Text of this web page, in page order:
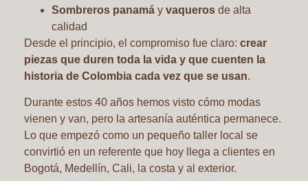
Sombreros panamá y vaqueros de alta
calidad
Desde el principio, el compromiso fue claro: crear
piezas que duren toda la vida y que cuenten la
historia de Colombia cada vez que se usan.
Durante estos 40 años hemos visto cómo modas
vienen y van, pero la artesanía auténtica permanece.
Lo que empezó como un pequeño taller local se
convirtió en un referente que hoy llega a clientes en
Bogotá, Medellín, Cali, la costa y al exterior.